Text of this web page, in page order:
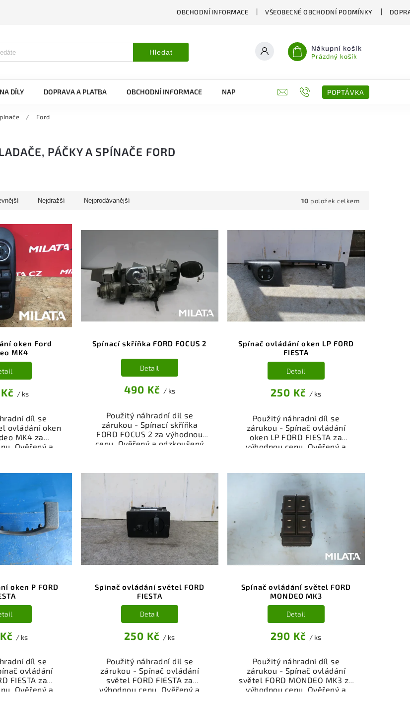
OBCHODNÍ INFORMACE VŠEOBECNÉ OBCHODNÍ PODMÍNKY
Hledat Nákupní košík
Prázdný košík
DÍLY DOPRAVA A PLATBA OBCHODNÍ INFORMACE NAPIŠTE NÁM KONTAKTY POPTÁVKA
/ Ford
PÁČKY A SPÍNAČE FORD
Nejdražší Nejprodávanější 10 položek celkem
oken Ford
MK4
/ ks
díl se
ovládání oken
MK4 za
Ověřený a
pro váš vůz.
k
osobní
doručení
je
peněz v
Spínací skříňka FORD FOCUS 2
490 Kč / ks
Detail
Použitý náhradní díl se
zárukou - Spínací skříňka
FORD FOCUS 2 za výhodnou
cenu. Ověřený a odzkoušený
příslušenství pro váš vůz.
Ověřený a funkční autodíl z
vrakoviště, připravený k
montáži. Nabízíme osobní
odběr nebo rychlé doručení
přes e-shop. Samozřejmostí je
garance vrácení peněz v
případě nespokojenosti.
Spínač ovládání oken LP FORD
FIESTA
250 Kč / ks
Detail
Použitý náhradní díl se
zárukou - Spínač ovládání
oken LP FORD FIESTA za
výhodnou cenu. Ověřený a
příslušenství pro váš vůz.
Ověřený a funkční autodíl z
vrakoviště, připravený k
montáži. Nabízíme osobní
odběr nebo rychlé doručení
přes e-shop. Samozřejmostí je
garance vrácení peněz v
případě nespokojenosti.
oken P FORD
/ ks
díl se
ovládání
FIESTA za
Ověřený a
Spínač ovládání světel FORD
FIESTA
250 Kč / ks
Detail
Použitý náhradní díl se
zárukou - Spínač ovládání
světel FORD FIESTA za
výhodnou cenu. Ověřený a
Spínač ovládání světel FORD
MONDEO MK3
290 Kč / ks
Detail
Použitý náhradní díl se
zárukou - Spínač ovládání
světel FORD MONDEO MK3 za
výhodnou cenu. Ověřený a